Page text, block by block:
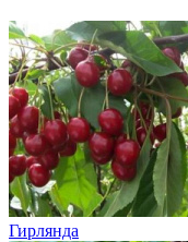
Гирлянда